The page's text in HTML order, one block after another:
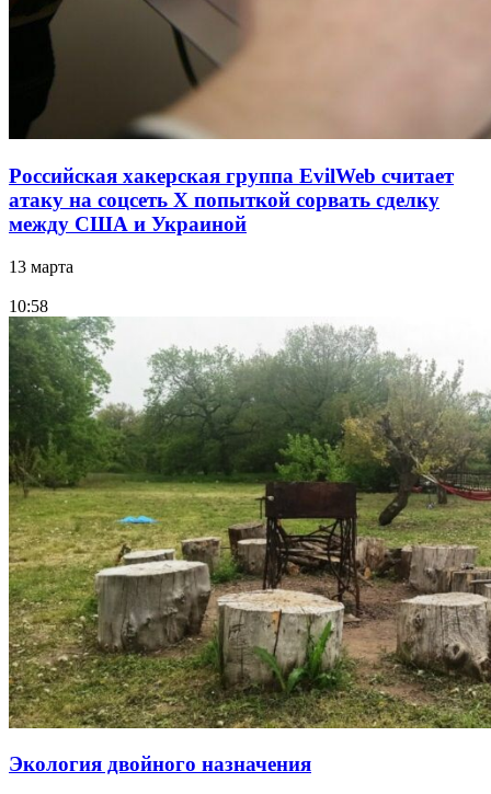
Российская хакерская группа EvilWeb считает
атаку на соцсеть Х попыткой сорвать сделку
между США и Украиной
13 марта
10:58
Экология двойного назначения